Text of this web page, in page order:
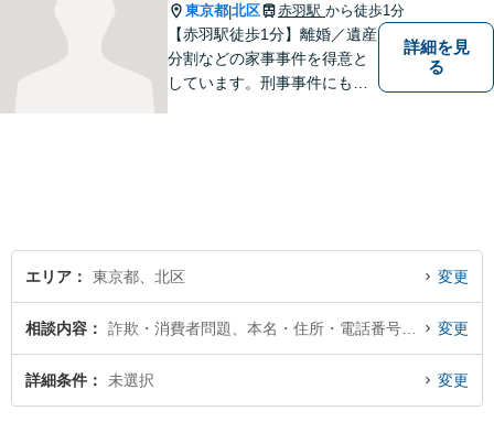
軽にご連絡ください。
東京都|北区 赤羽駅 から徒歩1分
【赤羽駅徒歩1分】離婚／遺産
分割などの家事事件を得意と
しています。刑事事件にも対
詳細を見
る
エリア 東京都、北区 変更
相談内容 変更
詳細条件 未選択 変更